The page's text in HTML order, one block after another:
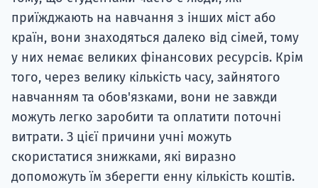
приїжджають на навчання з інших міст або
країн, вони знаходяться далеко від сімей, тому
у них немає великих фінансових ресурсів. Крім
того, через велику кількість часу, зайнятого
навчанням та обов'язками, вони не завжди
можуть легко заробити та оплатити поточні
витрати. З цієї причини учні можуть
скористатися знижками, які виразно
допоможуть їм зберегти енну кількість коштів.